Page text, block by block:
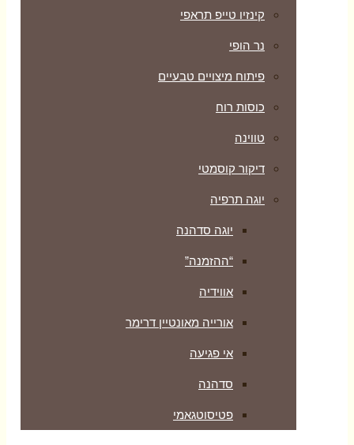
קינזיו טייפ תראפי
נר הופי
פיתוח מיצויים טבעיים
כוסות רוח
טווינה
דיקור קוסמטי
יוגה תרפיה
יוגה סדהנה
“ההזמנה”
אווידיה
אורייה מאונטיין דרימר
אי פגיעה
סדהנה
פטיסוטגאמי